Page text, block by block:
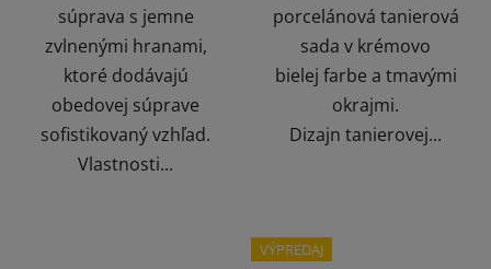
súprava s jemne
zvlnenými hranami,
ktoré dodávajú
obedovej súprave
sofistikovaný vzhľad.
Vlastnosti...
porcelánová tanierová
sada v krémovo
bielej farbe a tmavými
okrajmi.
Dizajn tanierovej...
VÝPREDAJ